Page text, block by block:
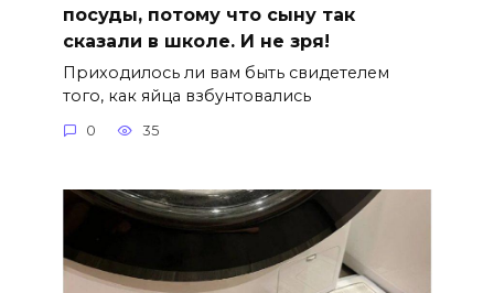
посуды, потому что сыну так
сказали в школе. И не зря!
Приходилось ли вам быть свидетелем
того, как яйца взбунтовались
0 35